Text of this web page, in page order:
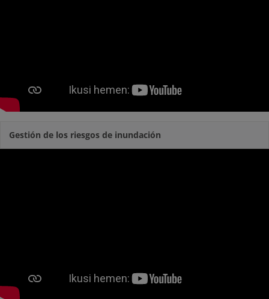
Gestión de los riesgos de inundación